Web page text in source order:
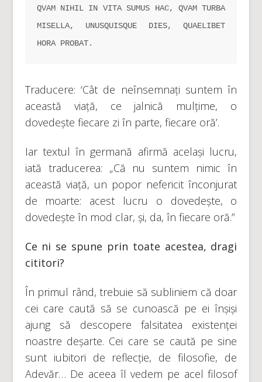
QVAM NIHIL IN VITA SUMUS HAC, QVAM TURBA
MISELLA, UNUSQUISQUE DIES, QUAELIBET
HORA PROBAT.
Traducere: ‘Cât de neînsemnați suntem în
această viață, ce jalnică mulțime, o
dovedește fiecare zi în parte, fiecare oră’.
Iar textul în germană afirmă același lucru,
iată traducerea: „Că nu suntem nimic în
această viață, un popor nefericit înconjurat
de moarte: acest lucru o dovedește, o
dovedește în mod clar, și, da, în fiecare oră.”
Ce ni se spune prin toate acestea, dragi
cititori?
În primul rând, trebuie să subliniem că doar
cei care caută să se cunoască pe ei înșiși
ajung să descopere falsitatea existenței
noastre deșarte. Cei care se caută pe sine
sunt iubitori de reflecție, de filosofie, de
Adevăr… De aceea îl vedem pe acel filosof